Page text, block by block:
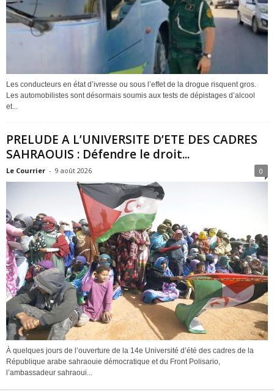
Les conducteurs en état d’ivresse ou sous l’effet de la drogue risquent gros.
Les automobilistes sont désormais soumis aux tests de dépistages d’alcool
et...
PRELUDE A L’UNIVERSITE D’ETE DES CADRES
SAHRAOUIS : Défendre le droit...
Le Courrier - 9 août 2026 0
À quelques jours de l’ouverture de la 14e Université d’été des cadres de la
République arabe sahraouie démocratique et du Front Polisario,
l’ambassadeur sahraoui...